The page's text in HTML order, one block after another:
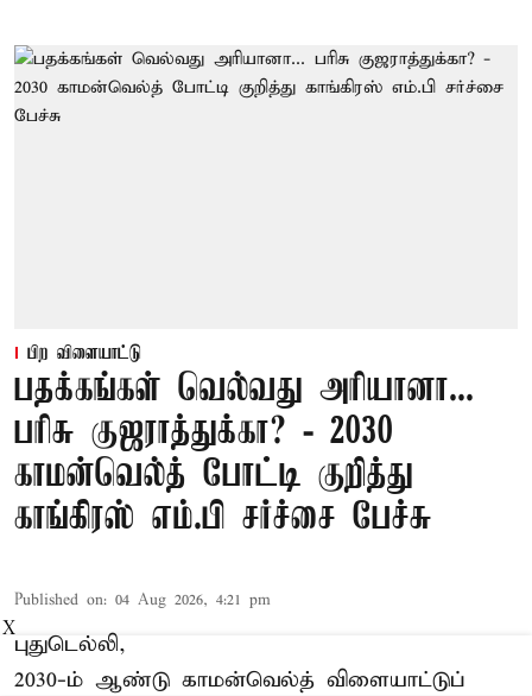
பிற விளையாட்டு
பதக்கங்கள் வெல்வது அரியானா...
பரிசு குஜராத்துக்கா? - 2030
காமன்வெல்த் போட்டி குறித்து
காங்கிரஸ் எம்.பி சர்ச்சை பேச்சு
Published on: 04 Aug 2026, 4:21 pm
புதுடெல்லி,
2030-ம் ஆண்டு காமன்வெல்த் விளையாட்டுப்
X